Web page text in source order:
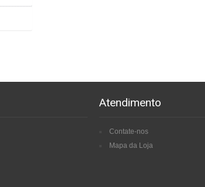
Atendimento
Contate-nos
Mapa da Loja